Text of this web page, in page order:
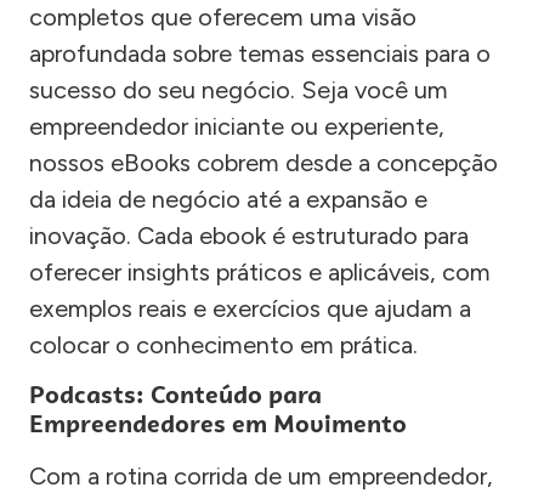
completos que oferecem uma visão
aprofundada sobre temas essenciais para o
sucesso do seu negócio. Seja você um
empreendedor iniciante ou experiente,
nossos eBooks cobrem desde a concepção
da ideia de negócio até a expansão e
inovação. Cada ebook é estruturado para
oferecer insights práticos e aplicáveis, com
exemplos reais e exercícios que ajudam a
colocar o conhecimento em prática.
Podcasts: Conteúdo para
Empreendedores em Movimento
Com a rotina corrida de um empreendedor,